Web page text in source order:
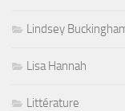
Lindsey
Lisa Hannah
Littérature